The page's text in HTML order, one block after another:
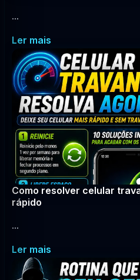
...
Ler mais
Como resolver celular
rápido
...
Ler mais